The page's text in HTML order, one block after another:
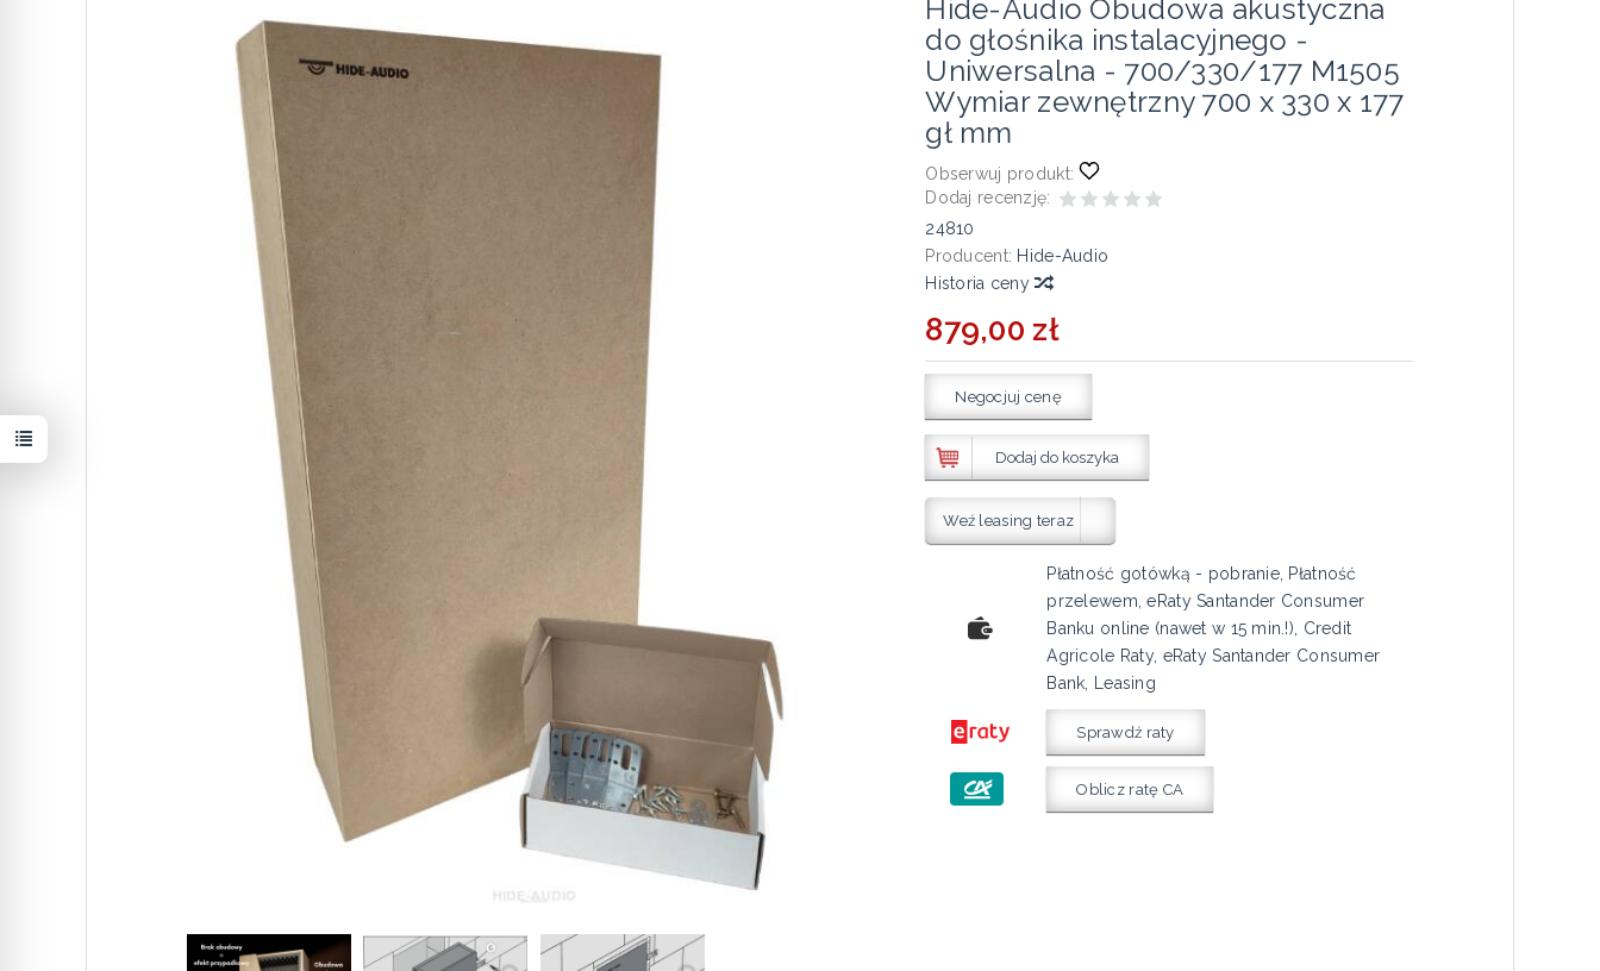
Hide-Audio Obudowa akustyczna
do głośnika instalacyjnego -
Uniwersalna - 700/330/177 M1505
Wymiar zewnętrzny 700 x 330 x 177
gł mm
Obserwuj produkt:
Dodaj recenzję:
24810
Producent: Hide-Audio
Historia ceny
879,00 zł
Negocjuj cenę
Dodaj do koszyka
Weź leasing teraz
Płatność gotówką - pobranie, Płatność
przelewem, eRaty Santander Consumer
Banku online (nawet w 15 min.!), Credit
Agricole Raty, eRaty Santander Consumer
Bank, Leasing
Sprawdź raty
Oblicz ratę CA